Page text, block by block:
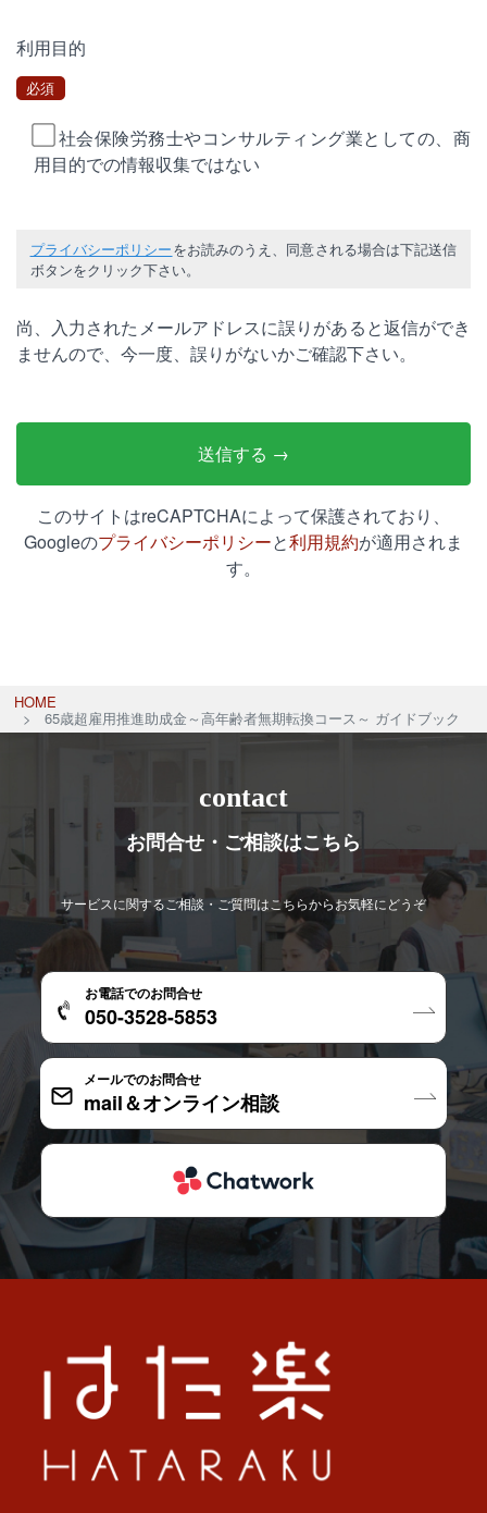
利用目的
必須
社会保険労務士やコンサルティング業としての、商
用目的での情報収集ではない
プライバシーポリシーをお読みのうえ、同意される場合は下記送信
ボタンをクリック下さい。
尚、入力されたメールアドレスに誤りがあると返信ができ
ませんので、今一度、誤りがないかご確認下さい。
このサイトはreCAPTCHAによって保護されており、
Googleのプライバシーポリシーと利用規約が適用されま
す。
HOME
65歳超雇用推進助成金～高年齢者無期転換コース～ ガイドブック
contact
お問合せ・ご相談はこちら
サービスに関するご相談・ご質問はこちらからお気軽にどうぞ
お電話でのお問合せ
050-3528-5853
メールでのお問合せ
mail＆オンライン相談